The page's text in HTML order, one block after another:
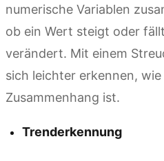
numerische Variablen
ob ein Wert steigt oder
verändert. Mit einem
sich leichter erkennen,
Zusammenhang ist.
Trenderkennung